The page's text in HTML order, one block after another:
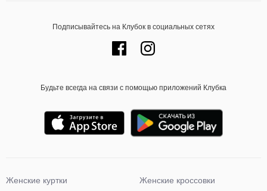
Подписывайтесь на Клубок в социальных сетях
Будьте всегда на связи с помощью приложений Клубка
Женские куртки
Женские кроссовки